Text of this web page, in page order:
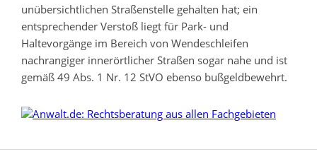
unübersichtlichen Straßenstelle gehalten hat; ein
entsprechender Verstoß liegt für Park- und
Haltevorgänge im Bereich von Wendeschleifen
nachrangiger innerörtlicher Straßen sogar nahe und ist
gemäß 49 Abs. 1 Nr. 12 StVO ebenso bußgeldbewehrt.